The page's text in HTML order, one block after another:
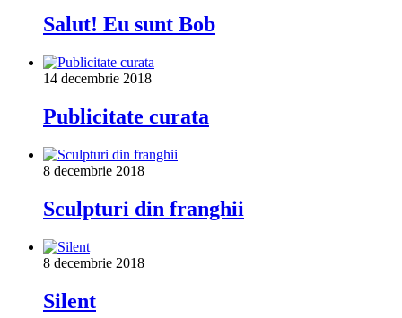
Salut! Eu sunt Bob
14 decembrie 2018
Publicitate curata
8 decembrie 2018
Sculpturi din franghii
8 decembrie 2018
Silent